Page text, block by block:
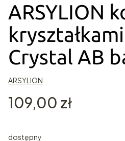
ARSYLION
Crystal AB
ARSYLION
Cena
109,00 zł
dostępny